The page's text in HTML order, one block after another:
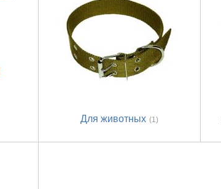
Для животных (1)